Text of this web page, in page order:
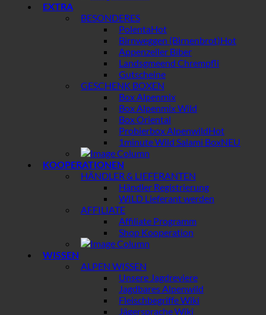
EXTRA
BESONDERES
Polenta
Birnweggen (Birnenbrot)
Appenzeller Biber
Landsgmeend Chrempfli
Gutscheine
GESCHENK BOXEN
Box Alpenmix
Box Alpenmix Wild
Box Oriental
Probierbox Alpenwild
1minute Wild Salami Box
KOOPERATIONEN
HÄNDLER & LIEFERANTEN
Händler Registrierung
WILD Lieferant werden
AFFILIATE
Affiliate Programm
Shop Kooperation
WISSEN
ALPEN WISSEN
Unsere Jagdreviere
Jagdbares Alpenwild
Fleischbegriffe Wiki
Jägersprache Wiki